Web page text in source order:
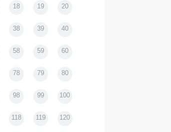
18 19 20
38 39 40
58 59 60
78 79 80
98 99 100
118 119 120